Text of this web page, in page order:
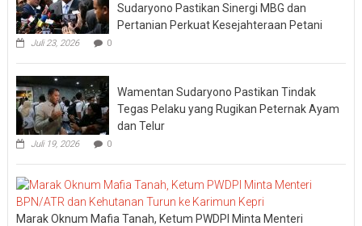
Sudaryono Pastikan Sinergi MBG dan
Pertanian Perkuat Kesejahteraan Petani
Juli 23, 2026 0
Wamentan Sudaryono Pastikan Tindak
Tegas Pelaku yang Rugikan Peternak Ayam
dan Telur
Juli 19, 2026 0
Marak Oknum Mafia Tanah, Ketum PWDPI Minta Menteri